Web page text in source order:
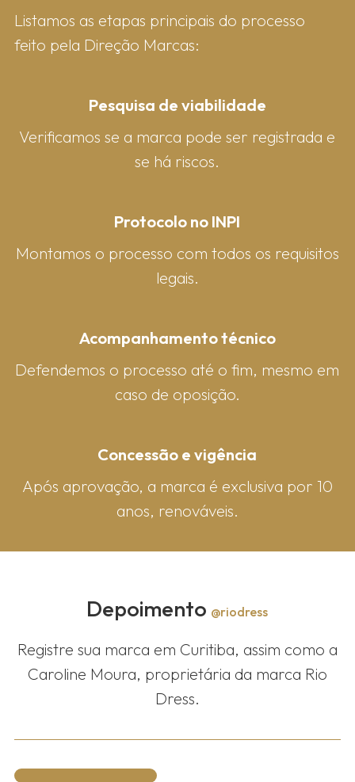
Listamos as etapas principais do processo
feito pela Direção Marcas:
Pesquisa de viabilidade
Verificamos se a marca pode ser registrada e
se há riscos.
Protocolo no INPI
Montamos o processo com todos os requisitos
legais.
Acompanhamento técnico
Defendemos o processo até o fim, mesmo em
caso de oposição.
Concessão e vigência
Após aprovação, a marca é exclusiva por 10
anos, renováveis.
Depoimento @riodress
Registre sua marca em Curitiba, assim como a
Caroline Moura, proprietária da marca Rio
Dress.